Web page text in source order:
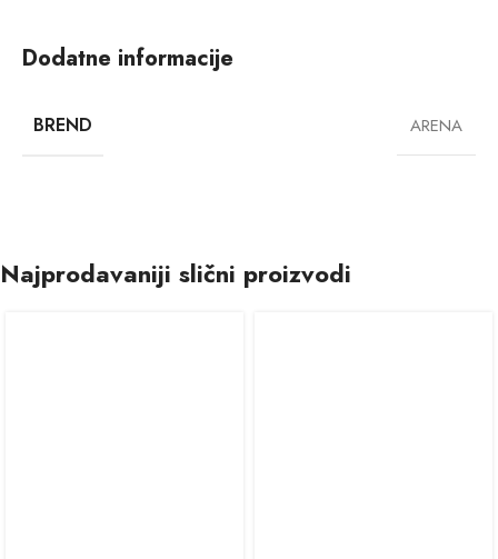
Dodatne informacije
BREND ARENA
Najprodavaniji slični proizvodi